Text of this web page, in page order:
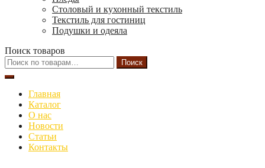
Столовый и кухонный текстиль
Текстиль для гостиниц
Подушки и одеяла
Поиск товаров
Искать:
Поиск
Главная
Каталог
О нас
Новости
Статьи
Контакты